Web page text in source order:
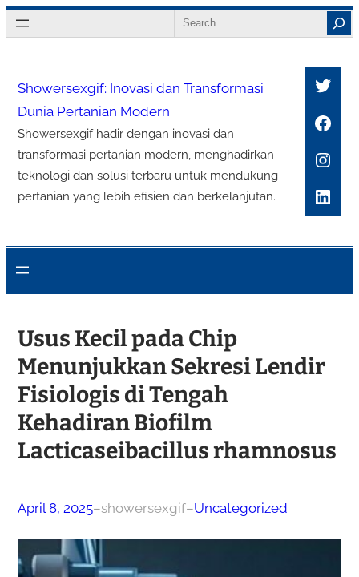
Lewati
ke
Search
Showersexgif: Inovasi dan Transformasi
Dunia Pertanian Modern
Showersexgif hadir dengan inovasi dan
transformasi pertanian modern, menghadirkan
teknologi dan solusi terbaru untuk mendukung
pertanian yang lebih efisien dan berkelanjutan.
Usus Kecil pada Chip
Menunjukkan Sekresi Lendir
Fisiologis di Tengah
Kehadiran Biofilm
Lacticaseibacillus rhamnosus
April 8, 2025–showersexgif–Uncategorized